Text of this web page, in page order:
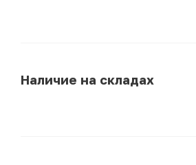
Наличие на складах